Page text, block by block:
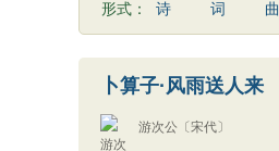
寒食节
清明节
古诗十九首
刘长卿
王昌龄
左丘明
张九龄
形式： 诗 词 曲
卜算子·风雨送人来
游次公 〔宋代〕